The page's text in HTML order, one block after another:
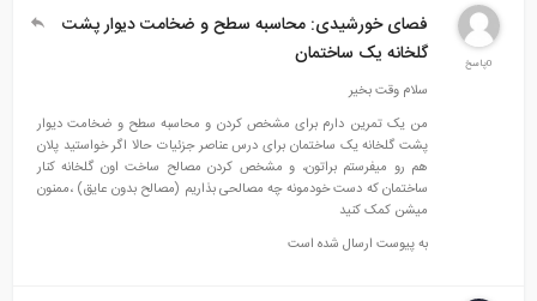
فصای خورشیدی: محاسبه سطح و ضخامت دیوار پشت
گلخانه یک ساختمان
سلام وقت بخیر
من یک تمرین دارم برای مشخص کردن و محاسبه سطح و ضخامت دیوار
پشت گلخانه یک ساختمان برای درس عناصر جزئیات حالا اگر خواستید پلان
هم رو میفرستم براتون، و مشخص کردن مصالح ساخت اون گلخانه کنار
ساختمان که دست خودمونه چه مصالحی بذاریم (مصالح بدون عایق) ،ممنون
میشن کمک کنید
به پیوست ارسال شده است